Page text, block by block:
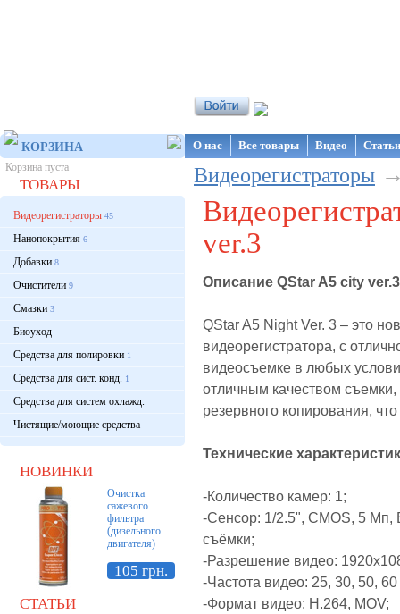
КОРЗИНА
Корзина пуста
ТОВАРЫ
Видеорегистраторы 45
Нанопокрытия 6
Добавки 8
Очистители 9
Смазки 3
Биоуход
Средства для полировки 1
Средства для сист. конд. 1
Средства для систем охлажд.
Чистящие/моющие средства
НОВИНКИ
Очистка
сажевого
фильтра
(дизельного
двигателя)
105 грн.
СТАТЬИ
О нас Все товары Видео
Видеорегистраторы
ver.3
Описание QStar A5 city
QStar A5 Night Ver. 3 – это
видеорегистратора, с
видеосъемке в любых
отличным качеством
резервного копирования,
Технические
-Количество камер: 1;
-Сенсор: 1/2.5", CMOS, 5 Мп,
съёмки;
-Разрешение видео:
-Частота видео: 25, 30, 50, 60
-Формат видео: H.264, MOV;